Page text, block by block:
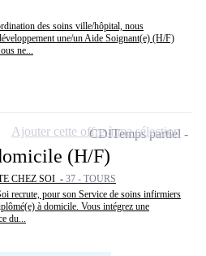
des soins ville/hôpital, nous
une/un Aide Soignant(e) (H/F)
ne...
(H/F)
CHEZ SOI - 37 - TOURS
recrute, pour son Service de soins infirmiers
à domicile. Vous intégrez une
du...
CDITemps partiel
Ajouter cette offre à ma sélection